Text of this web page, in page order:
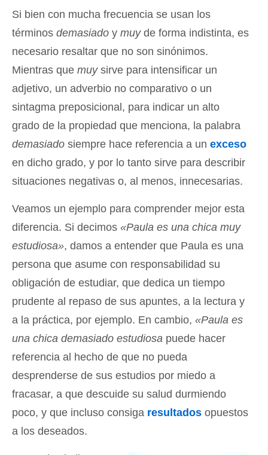
Si bien con mucha frecuencia se usan los
términos demasiado y muyde forma indistinta, es
necesario resaltar que no son sinónimos.
Mientras que muysirve para intensificar un
adjetivo, un adverbio no comparativo o un
sintagma preposicional, para indicar un alto
grado de la propiedad que menciona, la palabra
demasiado siempre hace referencia a un exceso
en dicho grado, y por lo tanto sirve para describir
situaciones negativas o, al menos, innecesarias.
Veamos un ejemplo para comprender mejor esta
diferencia. Si decimos «Paula es una chica muy
estudiosa», damos a entender que Paula es una
persona que asume con responsabilidad su
obligación de estudiar, que dedica un tiempo
prudente al repaso de sus apuntes, a la lectura y
a la práctica, por ejemplo. En cambio, «Paula es
una chica demasiado estudiosa puede hacer
referencia al hecho de que no pueda
desprenderse de sus estudios por miedo a
fracasar, a que descuide su salud durmiendo
poco, y que incluso consiga resultados opuestos
a los deseados.